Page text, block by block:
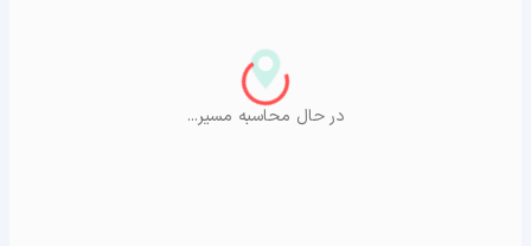
در حال محاسبه مسیر...